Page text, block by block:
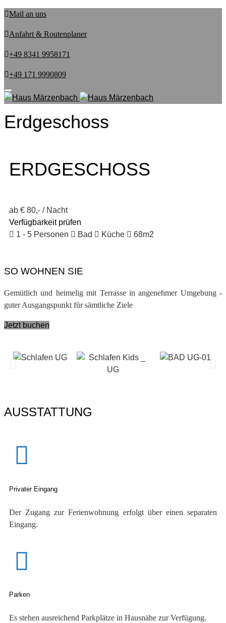
Mail an uns
Anfahrt & Routenplaner
+49 8341 9958171
+49 171 9990809
Toggle
navigation
Erdgeschoss
ERDGESCHOSS
ab € 80,- / Nacht
Verfügbarkeit prüfen
1 - 5 Personen
Bad Küche 68m2
SO WOHNEN SIE
Gemütlich und heimelig mit Terrasse in angenehmer Umgebung -
guter Ausgangspunkt für sämtliche Ziele
Jetzt buchen
AUSSTATTUNG
Privater Eingang
Der Zugang zur Ferienwohnung erfolgt über einen separaten
Eingang.
Parken
Es stehen ausreichend Parkplätze in Hausnähe zur Verfügung.